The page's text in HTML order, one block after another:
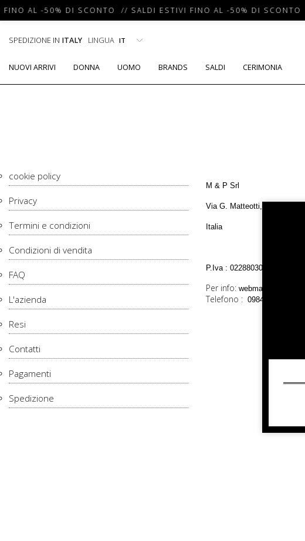
AL -50% DI SCONTO // SALDI ESTIVI FINO AL -50% DI
SPEDIZIONE IN ITALY LINGUA
NUOVI ARRIVI DONNA UOMO BRANDS SALDI CERIMONIA
cookie policy
Privacy
Termini e condizioni
Condizioni di vendita
FAQ
L'azienda
Resi
Contatti
Pagamenti
Spedizione
M & P Srl
Via G. Matteotti, 91 87055
Italia
P.Iva : 02288030782
Per info:
Telefono : 0984970429